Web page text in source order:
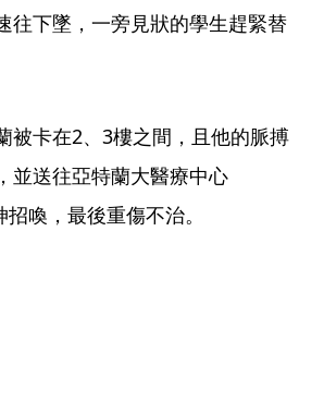
往下墜，一旁見狀的學生趕緊替
被卡在2、3樓之間，且他的脈搏
並送往亞特蘭大醫療中心
喚，最後重傷不治。